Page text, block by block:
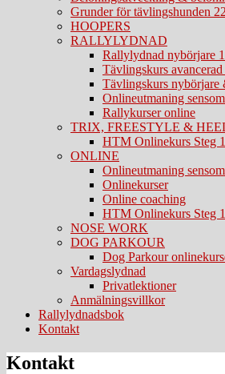
Grunder för tävlingshunden
HOOPERS
RALLYLYDNAD
Rallylydnad nybörjare
Tävlingskurs
Tävlingskurs nybörjare
Onlineutmaning
Rallykurser online
TRIX, FREESTYLE &
HTM Onlinekurs Steg
ONLINE
Onlineutmaning
Onlinekurser
Online coaching
HTM Onlinekurs Steg
NOSE WORK
DOG PARKOUR
Dog Parkour
Vardagslydnad
Privatlektioner
Anmälningsvillkor
Rallylydnadsbok
Kontakt
Kontakt